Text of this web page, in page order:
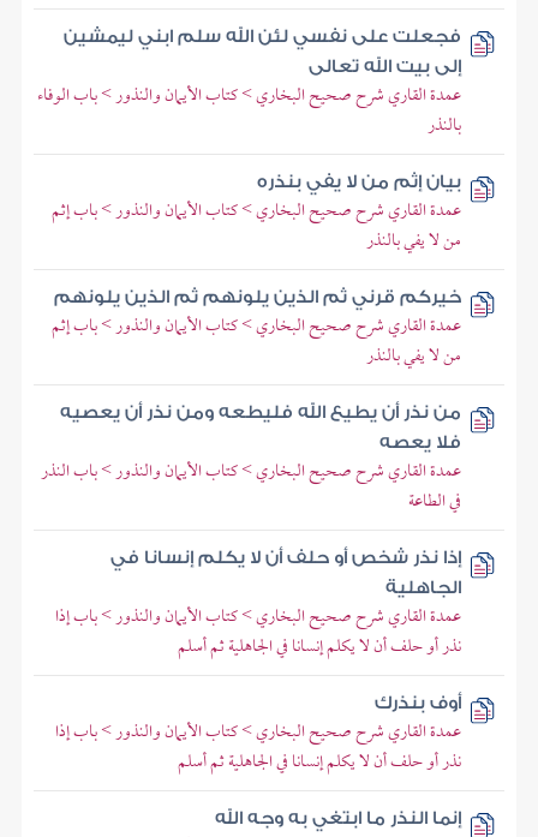
فجعلت على نفسي لئن الله سلم ابني ليمشين
إلى بيت الله تعالى
عمدة القاري شرح صحيح البخاري > كتاب الأيمان والنذور > باب الوفاء
بالنذر
بيان إثم من لا يفي بنذره
عمدة القاري شرح صحيح البخاري > كتاب الأيمان والنذور > باب إثم
من لا يفي بالنذر
خيركم قرني ثم الذين يلونهم ثم الذين يلونهم
عمدة القاري شرح صحيح البخاري > كتاب الأيمان والنذور > باب إثم
من لا يفي بالنذر
من نذر أن يطيع الله فليطعه ومن نذر أن يعصيه
فلا يعصه
عمدة القاري شرح صحيح البخاري > كتاب الأيمان والنذور > باب النذر
في الطاعة
إذا نذر شخص أو حلف أن لا يكلم إنسانا في
الجاهلية
عمدة القاري شرح صحيح البخاري > كتاب الأيمان والنذور > باب إذا
نذر أو حلف أن لا يكلم إنسانا في الجاهلية ثم أسلم
أوف بنذرك
عمدة القاري شرح صحيح البخاري > كتاب الأيمان والنذور > باب إذا
نذر أو حلف أن لا يكلم إنسانا في الجاهلية ثم أسلم
إنما النذر ما ابتغي به وجه الله